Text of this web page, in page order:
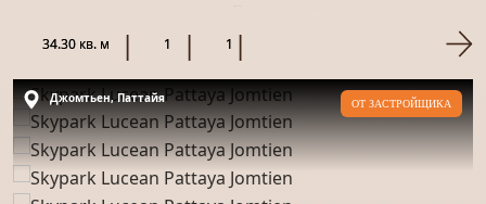
качественным материало...
34.30 кв. м 1 1
Джомтьен, Паттайя ОТ ЗАСТРОЙЩИКА